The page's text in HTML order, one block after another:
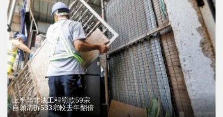
上半年非法工程罰款59宗
自願清拆533宗較去年翻倍